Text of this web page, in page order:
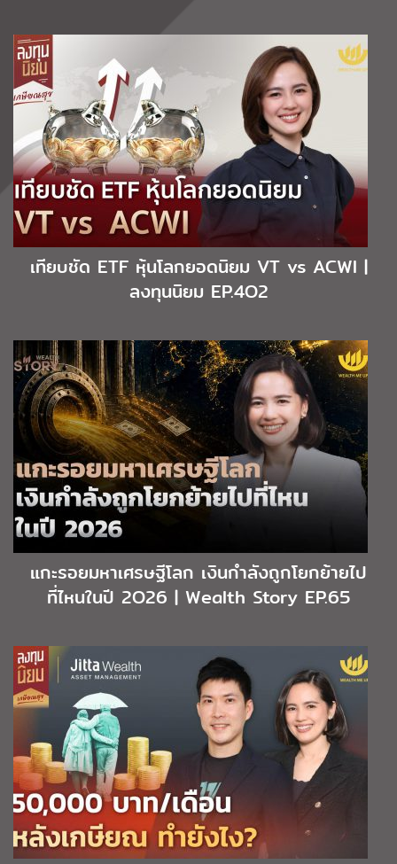
เทียบชัด ETF หุ้นโลกยอดนิยม VT vs ACWI |
ลงทุนนิยม EP.4O2
แกะรอยมหาเศรษฐีโลก เงินกำลังถูกโยกย้ายไป
ที่ไหนในปี 2O26 | Wealth Story EP.65